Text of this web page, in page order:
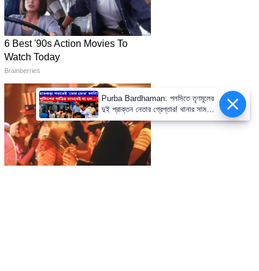
Purba Bardhaman: গলসিতে তৃণমূলের
দুই প্রাক্তন নেতার গ্রেপ্তার! থানার সামনেই
উঠল 'চোর চোর' স্লোগান